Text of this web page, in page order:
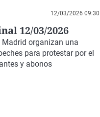
12/03/2026 09:30
12/03/2026
organizan una
para protestar por el
y abonos